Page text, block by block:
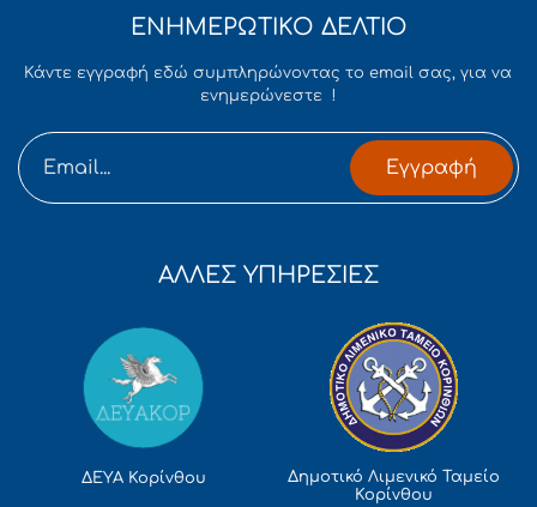
ΕΝΗΜΕΡΩΤΙΚΟ ΔΕΛΤΙΟ
Κάντε εγγραφή εδώ συμπληρώνοντας το email σας, για να
ενημερώνεστε !
Εγγραφή
ΑΛΛΕΣ ΥΠΗΡΕΣΙΕΣ
ΔΕΥΑ Κορίνθου
Δημοτικό Λιμενικό Ταμείο
Κορίνθου